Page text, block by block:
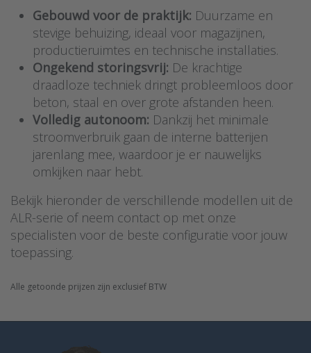
Gebouwd voor de praktijk: Duurzame en
stevige behuizing, ideaal voor magazijnen,
productieruimtes en technische installaties.
Ongekend storingsvrij: De krachtige
draadloze techniek dringt probleemloos door
beton, staal en over grote afstanden heen.
Volledig autonoom: Dankzij het minimale
stroomverbruik gaan de interne batterijen
jarenlang mee, waardoor je er nauwelijks
omkijken naar hebt.
Bekijk hieronder de verschillende modellen uit de
ALR-serie of neem contact op met onze
specialisten voor de beste configuratie voor jouw
toepassing.
Alle getoonde prijzen zijn exclusief BTW